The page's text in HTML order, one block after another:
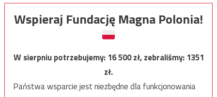
Wspieraj Fundację Magna Polonia!
W sierpniu potrzebujemy:16 500zł, zebraliśmy:1351
zł.
Państwa wsparcie jest niezbędne dla funkcjonowania